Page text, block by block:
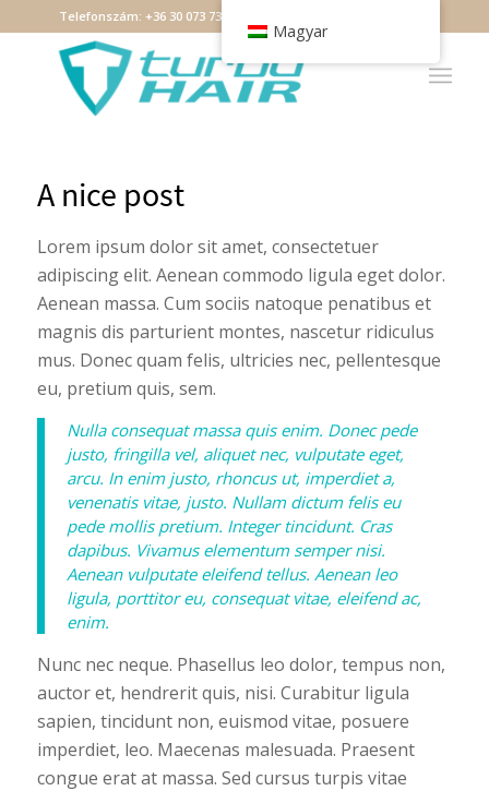
Telefonszám:+36 30 073 7349
A nice post
Lorem ipsum dolor sit amet, consectetuer
adipiscing elit. Aenean commodo ligula eget dolor.
Aenean massa. Cum sociis natoque penatibus et
magnis dis parturient montes, nascetur ridiculus
mus. Donec quam felis, ultricies nec, pellentesque
eu, pretium quis, sem.
Nulla consequat massa quis enim. Donec pede
justo, fringilla vel, aliquet nec, vulputate eget,
arcu. In enim justo, rhoncus ut, imperdiet a,
venenatis vitae, justo. Nullam dictum felis eu
pede mollis pretium. Integer tincidunt. Cras
dapibus. Vivamus elementum semper nisi.
Aenean vulputate eleifend tellus. Aenean leo
ligula, porttitor eu, consequat vitae, eleifend ac,
enim.
Nunc nec neque. Phasellus leo dolor, tempus non,
auctor et, hendrerit quis, nisi. Curabitur ligula
sapien, tincidunt non, euismod vitae, posuere
imperdiet, leo. Maecenas malesuada. Praesent
congue erat at massa. Sed cursus turpis vitae
Magyar